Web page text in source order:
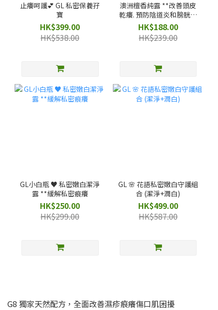
止癢呵護💕 GL 私密保養孖
寶
HK$399.00
HK$538.00
澳洲檀香純露 **改善頭皮
乾癢. 預防陰道炎和膀胱感
染
HK$188.00
HK$239.00
GL小白瓶 ♥️ 私密嫩白潔淨
露 **緩解私密痕癢
HK$250.00
HK$299.00
GL 🌸 花語私密嫩白守護組
合 (潔淨+潤白)
HK$499.00
HK$587.00
G8 獨家天然配方，全面改善濕疹痕癢傷口肌困擾